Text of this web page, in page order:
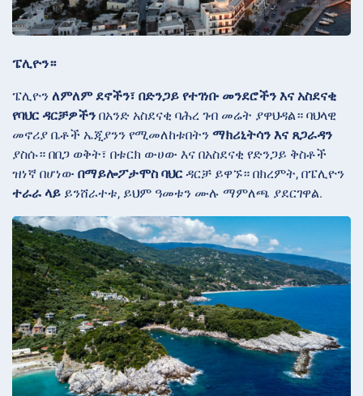
ፔሊዮን።
ፔሊዮን ለምለም ደኖችን፣ በድንጋይ የተገነቡ መንደሮችን እና አስደናቂ
የባህር ዳርቻዎችን በአንድ አስደናቂ ባሕረ ገብ መሬት ያዋህዳል። ባህላዊ
መኖሪያ ቤቶች ኤጂያንን የሚመለከቱበትን ማክሪኒትሳን እና ጸጋራዳን
ያስሱ። በበጋ ወቅት፣ በቱርክ ውሀው እና በአስደናቂ የድንጋይ ቅስቶች
ዝነኛ በሆነው በማይሎፖታሞስ ባህርዳርቻ ይዋኙ። በክረምት, በፔሊዮን
ተራራ ላይ ይንሸራተቱ, ይህም ዓመቱን ሙሉ ማምለጫ ያደርገዋል.